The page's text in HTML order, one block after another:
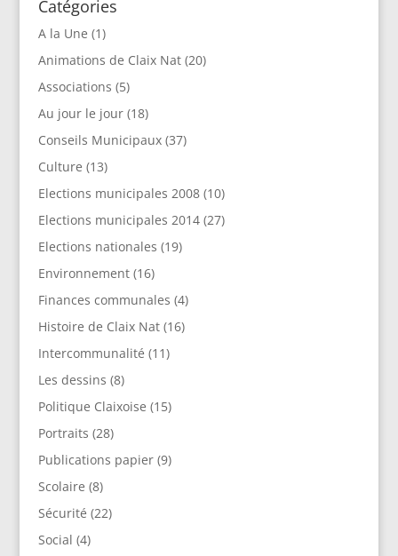
Catégories
A la Une (1)
Animations de Claix Nat(20)
Associations (5)
Au jour le jour(18)
Conseils Municipaux(37)
Culture (13)
Elections municipales 2008(10)
Elections municipales 2014(27)
Elections nationales (19)
Environnement(16)
Finances communales (4)
Histoire de Claix Nat(16)
Intercommunalité (11)
Les dessins (8)
Politique Claixoise (15)
Portraits (28)
Publications papier(9)
Scolaire (8)
Sécurité (22)
Social (4)